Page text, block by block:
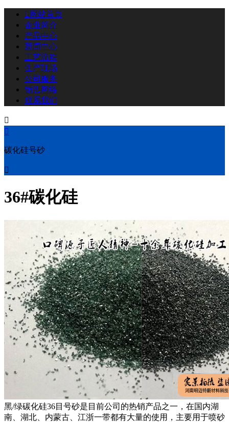
 网站首页
企业简介
产品中心
新闻中心
工艺流程
生产现场
公司服务
销售网络
联系我们


碳化硅号砂

36#碳化硅
黑/绿碳化硅36目号砂是目前公司的热销产品之一，在国内湖
南、湖北、内蒙古、江浙一带都有大量的使用，主要用于喷砂